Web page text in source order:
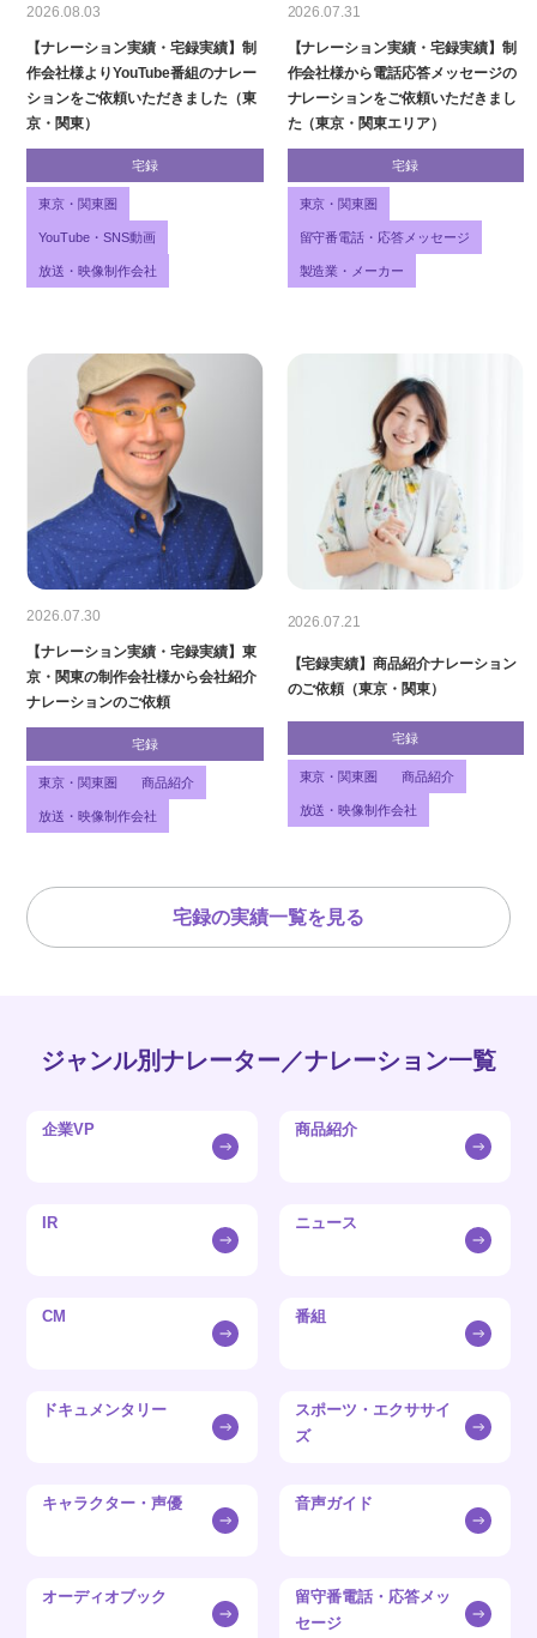
2026.08.03
【ナレーション実績・宅録実績】制
作会社様よりYouTube番組のナレー
ションをご依頼いただきました（東
京・関東）
宅録
東京・関東圏
YouTube・SNS動画
放送・映像制作会社
2026.07.31
【ナレーション実績・宅録実績】制
作会社様から電話応答メッセージの
ナレーションをご依頼いただきまし
た（東京・関東エリア）
宅録
東京・関東圏
留守番電話・応答メッセージ
製造業・メーカー
2026.07.30
【ナレーション実績・宅録実績】東
京・関東の制作会社様から会社紹介
ナレーションのご依頼
宅録
東京・関東圏 商品紹介
放送・映像制作会社
2026.07.21
【宅録実績】商品紹介ナレーション
のご依頼（東京・関東）
宅録
東京・関東圏 商品紹介
放送・映像制作会社
宅録の実績一覧を見る
ジャンル別ナレーター／ナレーション一覧
企業VP 商品紹介
IR ニュース
CM 番組
ドキュメンタリー
スポーツ・エクササイ
ズ
キャラクター・声優 音声ガイド
オーディオブック
留守番電話・応答メッ
セージ